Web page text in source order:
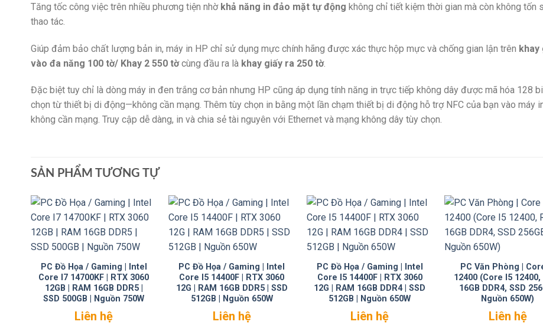
Tăng tốc công việc trên nhiều phương tiện nhờ khả năng in đảo mặt tự động không chỉ tiết kiệm thời gian mà còn không tốn
thao tác.
Giúp đảm bảo chất lượng bản in, máy in HP chỉ sử dụng mực chính hãng được xác thực hộp mực và chống gian lận trên khay
vào đa năng 100 tờ/ Khay 2 550 tờcùng đầu ra là khay giấy ra 250 tờ.
Đặc biệt tuy chỉ là dòng máy in đen trắng cơ bản nhưng HP cũng áp dụng tính năng in trực tiếp không dây được mã hóa 128
chọn từ thiết bị di động—không cần mạng. Thêm tùy chọn in bằng một lần chạm thiết bị di động hỗ trợ NFC của bạn vào máy
không cần mạng. Truy cập dễ dàng, in và chia sẻ tài nguyên với Ethernet và mạng không dây tùy chọn.
SẢN PHẨM TƯƠNG TỰ
PC Đồ Họa / Gaming | Intel
Core I7 14700KF | RTX 3060
12GB | RAM 16GB DDR5 |
SSD 500GB | Nguồn 750W
Liên hệ
PC Đồ Họa / Gaming | Intel
Core I5 14400F | RTX 3060
12G | RAM 16GB DDR5 | SSD
512GB | Nguồn 650W
Liên hệ
PC Đồ Họa / Gaming | Intel
Core I5 14400F | RTX 3060
12G | RAM 16GB DDR4 | SSD
512GB | Nguồn 650W
Liên hệ
PC Văn Phòng |
12400 (Core I5 12400,
16GB DDR4, SSD
Nguồn 650W)
Liên hệ